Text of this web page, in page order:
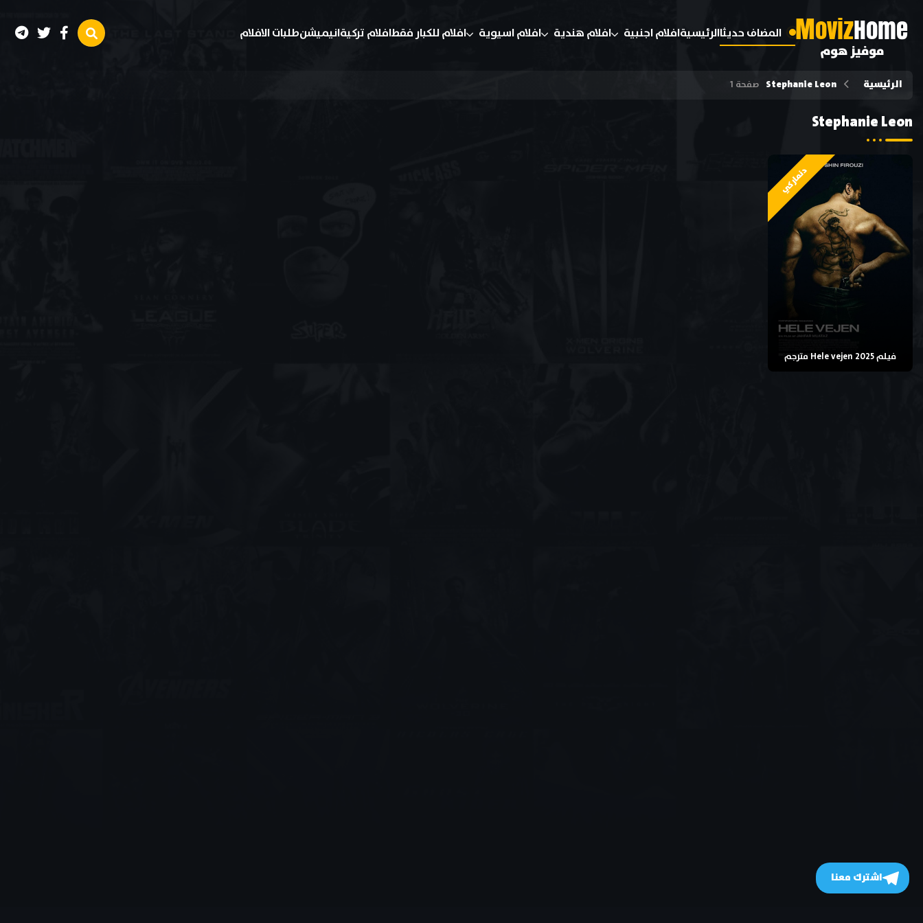
MovizHome
موفيز هوم
المضاف حديثاالرئيسيةافلام اجنبية افلام هندية افلام اسيوية افلام للكبار فقطافلام تركيةانيميشنطلبات الافلام
الرئيسية Stephanie Leon صفحة 1
Stephanie Leon
دنماركي
فيلم Hele vejen 2025 مترجم
اشترك معنا